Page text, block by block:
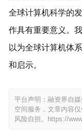
全球计算机科学的
作具有重要意义。
以为全球计算机体
和启示。
平台声明：融资界自
空间服务，文章内容
风险自担。
https://